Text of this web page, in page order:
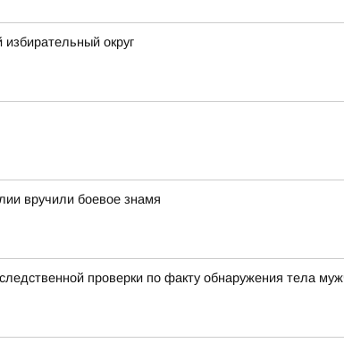
округ
вручили боевое знамя
проверки по факту обнаружения тела